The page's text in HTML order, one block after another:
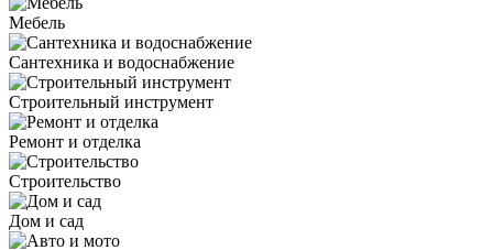
Мебель
Сантехника и водоснабжение
Строительный инструмент
Ремонт и отделка
Строительство
Дом и сад